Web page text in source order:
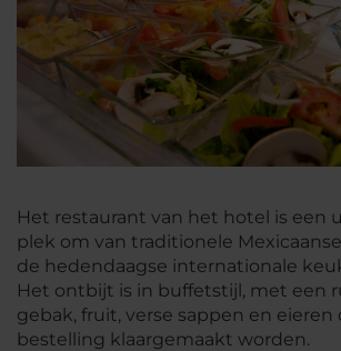
Het restaurant van het hotel is een
plek om van traditionele
de hedendaagse internationale
Het ontbijt is in buffetstijl, met een
gebak, fruit, verse sappen en eieren
bestelling klaargemaakt worden.